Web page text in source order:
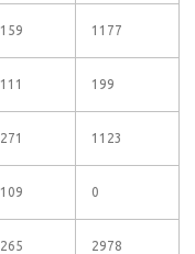
159 1177
111 199
271 1123
109 0
265 2978